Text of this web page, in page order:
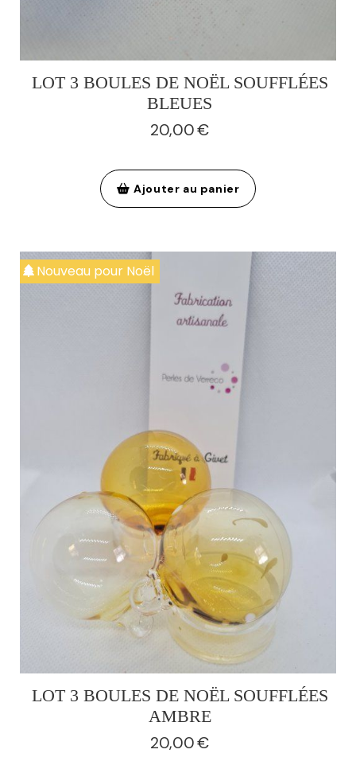
LOT 3 BOULES DE NOËL SOUFFLÉES
BLEUES
20,00€
Ajouter au panier
Nouveau pour Noël
LOT 3 BOULES DE NOËL SOUFFLÉES
AMBRE
20,00€